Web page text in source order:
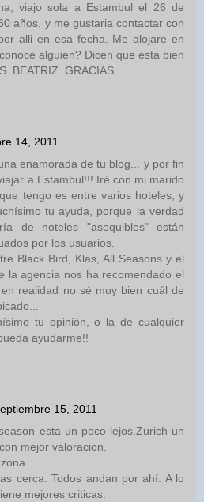
viajo sola a Estambul el 26 de
años, y me gustaria contactar con
alli en esa fecha. Me alojare en
alguien? Dicen que esta bien
BEATRIZ. GRACIAS.
14, 2011
enamorada de tu blog... y por fin
a Estambul!!! Iré con mi marido
tengo es entre varios hoteles, y
tu ayuda, porque la verdad
de hoteles "asequibles" están
por los usuarios.
Black Bird, Klas, All Seasons y el
la agencia nos ha recomendado el
realidad no sé muy bien cuál de
tu opinión, o la de cualquier
ayudarme!!
15, 2011
esta un poco lejos.Zurich un
mejor valoracion.
cerca. Todos andan por ahí. A lo
mejores criticas.